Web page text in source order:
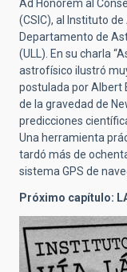
Ad Honorem al
(CSIC), al Instituto
Departamento de
(ULL). En su charla
astrofísico ilustró
postulada por Albert
de la gravedad de
predicciones
Una herramienta
tardó más de
sistema GPS de
Próximo capítulo: